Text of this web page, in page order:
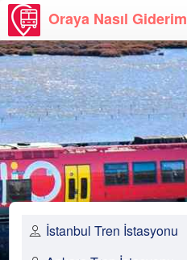
Oraya Nasıl Giderim